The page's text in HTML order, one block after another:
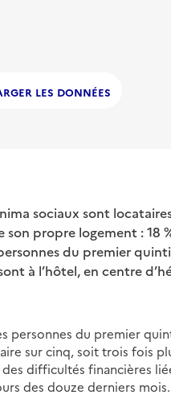
LES DONNÉES
sociaux sont
propre logement : 18
du premier
à l’hôtel, en centre
personnes du premier
sur cinq, soit trois fois
difficultés financières
des douze derniers mois.